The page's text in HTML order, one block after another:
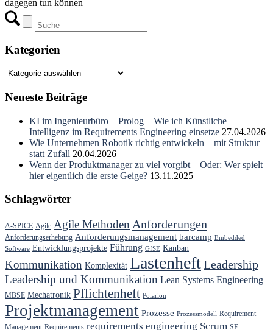
dagegen tun können
Kategorien
Kategorien
Neueste Beiträge
KI im Ingenieurbüro – Prolog – Wie ich Künstliche
Intelligenz im Requirements Engineering einsetze 27.04.2026
Wie Unternehmen Robotik richtig entwickeln – mit Struktur
statt Zufall 20.04.2026
Wenn der Produktmanager zu viel vorgibt – Oder: Wer spielt
hier eigentlich die erste Geige? 13.11.2025
Schlagwörter
A-SPICE Agile Agile Methoden Anforderungen
Anforderungserhebung Anforderungsmanagement barcamp Embedded
Software Entwicklungsprojekte Führung GfSE Kanban
Kommunikation Komplexität LastenheftLeadership
Leadership und Kommunikation Lean Systems Engineering
MBSE Mechatronik Pflichtenheft Polarion
Projektmanagement Prozesse Prozessmodell Requirement
Management Requirements requirements engineering Scrum SE-